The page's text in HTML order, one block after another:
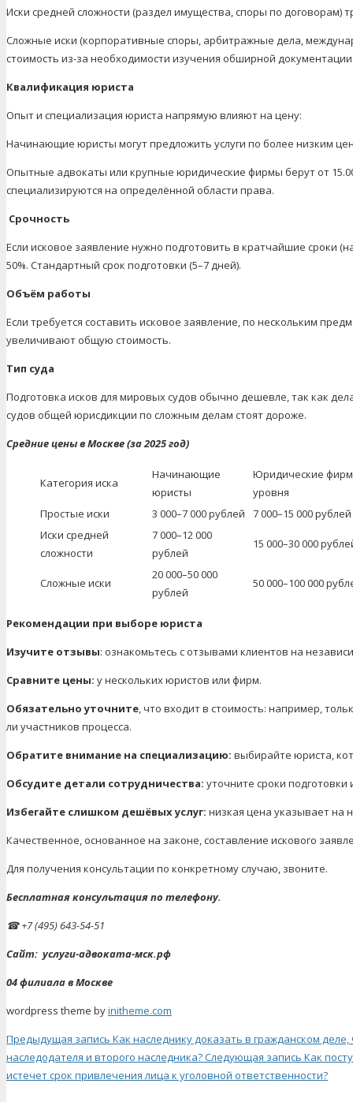
Иски средней сложности (раздел имущества, споры по договорам)
Сложные иски (корпоративные споры, арбитражные дела,
стоимость из-за необходимости изучения обширной
Квалификация юриста
Опыт и специализация юриста напрямую влияют на цену:
Начинающие юристы могут предложить услуги по более низким
Опытные адвокаты или крупные юридические фирмы берут от
специализируются на определённой области права.
Срочность
Если исковое заявление нужно подготовить в кратчайшие сроки
50%. Стандартный срок подготовки (5–7 дней).
Объём работы
Если требуется составить исковое заявление, по нескольким
увеличивают общую стоимость.
Тип суда
Подготовка исков для мировых судов обычно дешевле, так как
судов общей юрисдикции по сложным делам стоят дороже.
Средние цены в Москве (за 2025 год)
Категория иска
Начинающие
юристы
Юридические
уровня
Простые иски
3 000–7 000 рублей
7 000–15 000 рублей
Иски средней
сложности
7 000–12 000
рублей
15 000–30 000
Сложные иски
20 000–50 000
рублей
50 000–100 000
Рекомендации при выборе юриста
Изучите отзывы: ознакомьтесь с отзывами клиентов на
Сравните цены: у нескольких юристов или фирм.
Обязательно уточните, что входит в стоимость: например,
ли участников процесса.
Обратите внимание на специализацию: выбирайте юриста,
Обсудите детали сотрудничества: уточните сроки подготовки
Избегайте слишком дешёвых услуг: низкая цена указывает на
Качественное, основанное на законе, составление искового
Для получения консультации по конкретному случаю, звоните.
Бесплатная консультация по телефону.
☎+7 (495) 643-54-51
Сайт: услуги-адвоката-мск.рф
04 филиала в Москве
wordpress theme byinitheme.com
Предыдущая запись Как наследнику доказать в гражданском
наследодателя и второго наследника?Следующая запись Как
истечет срок привлечения лица к уголовной ответственности?